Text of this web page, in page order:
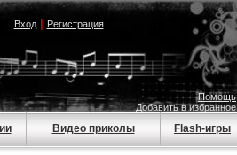
Вход| Регистрация
Помощь
Добавить в избранное
Видео приколы Flash-игры